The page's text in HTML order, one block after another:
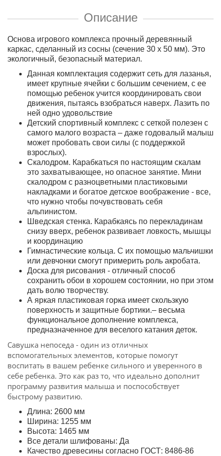
Описание
Основа игрового комплекса прочный деревянный
каркас, сделанный из сосны (сечение 30 х 50 мм). Это
экологичный, безопасный материал.
Данная комплектация содержит сеть для лазанья,
имеет крупные ячейки с большим сечением, с ее
помощью ребенок учится координировать свои
движения, пытаясь взобраться наверх. Лазить по
ней одно удовольствие
Детский спортивный комплекс с сеткой полезен с
самого малого возраста – даже годовалый малыш
может пробовать свои силы (с поддержкой
взрослых).
Скалодром. Карабкаться по настоящим скалам
это захватывающее, но опасное занятие. Мини
скалодром с разноцветными пластиковыми
накладками и богатое детское воображение - все,
что нужно чтобы почувствовать себя
альпинистом.
Шведская стенка. Карабкаясь по перекладинам
снизу вверх, ребенок развивает ловкость, мышцы
и координацию
Гимнастические кольца. С их помощью мальчишки
или девчонки смогут примерить роль акробата.
Доска для рисования - отличный способ
сохранить обои в хорошем состоянии, но при этом
дать волю творчеству.
А яркая пластиковая горка имеет скользкую
поверхность и защитные бортики.– весьма
функциональное дополнение комплекса,
предназначенное для веселого катания деток.
Савушка непоседа - один из отличных
вспомогательных элементов, которые помогут
воспитать в вашем ребенке сильного и уверенного в
себе ребенка. Это как раз то, что идеально дополнит
программу развития малыша и поспособствует
быстрому развитию.
Длина: 2600 мм
Ширина: 1255 мм
Высота: 1465 мм
Все детали шлифованы: Да
Качество древесины согласно ГОСТ: 8486-86